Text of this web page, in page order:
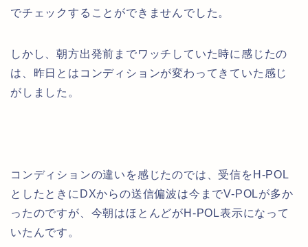
でチェックすることができませんでした。
しかし、朝方出発前までワッチしていた時に感じたの
は、昨日とはコンディションが変わってきていた感じ
がしました。
コンディションの違いを感じたのでは、受信をH-POL
としたときにDXからの送信偏波は今までV-POLが多か
ったのですが、今朝はほとんどがH-POL表示になって
いたんです。